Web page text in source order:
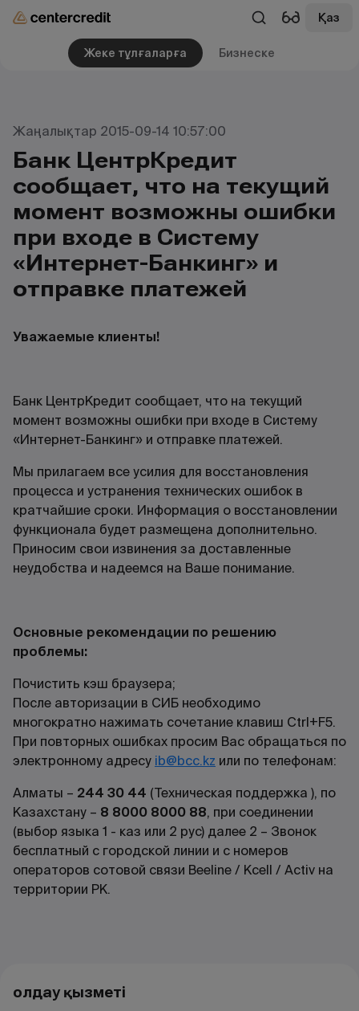
Қаз
Жеке тұлғаларға Бизнеске
Жаңалықтар 2015-09-14 10:57:00
Банк ЦентрКредит
сообщает, что на текущий
момент возможны ошибки
при входе в Систему
«Интернет-Банкинг» и
отправке платежей
Уважаемые клиенты!
Банк ЦентрКредит сообщает, что на текущий
момент возможны ошибки при входе в Систему
«Интернет-Банкинг» и отправке платежей.
Мы прилагаем все усилия для восстановления
процесса и устранения технических ошибок в
кратчайшие сроки. Информация о восстановлении
функционала будет размещена дополнительно.
Приносим свои извинения за доставленные
неудобства и надеемся на Ваше понимание.
Основные рекомендации по решению
проблемы:
Почистить кэш браузера;
После авторизации в СИБ необходимо
многократно нажимать сочетание клавиш Сtrl+F5.
При повторных ошибках просим Вас обращаться по
электронному адресу ib@bcc.kz или по телефонам:
Алматы – 244 30 44 (Техническая поддержка ), по
Казахстану – 8 8000 8000 88, при соединении
(выбор языка 1 - каз или 2 рус) далее 2 – Звонок
бесплатный с городской линии и с номеров
операторов сотовой связи Beeline / Kcell / Activ на
территории РК.
Қолдау қызметі